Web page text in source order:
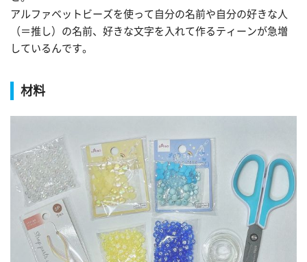
アルファベットビーズを使って自分の名前や自分の好きな人
（＝推し）の名前、好きな文字を入れて作るティーンが急増
しているんです。
材料